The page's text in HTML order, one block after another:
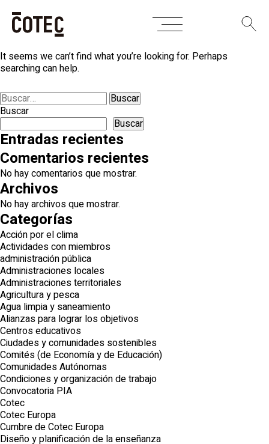
SkipNothing Found
It seems we can’t find what you’re looking for. Perhaps
searching can help.
Buscar:
Buscar
Buscar
Entradas recientes
Comentarios recientes
No hay comentarios que mostrar.
Archivos
No hay archivos que mostrar.
Categorías
Acción por el clima
Actividades con miembros
administración pública
Administraciones locales
Administraciones territoriales
Agricultura y pesca
Agua limpia y saneamiento
Alianzas para lograr los objetivos
Centros educativos
Ciudades y comunidades sostenibles
Comités (de Economía y de Educación)
Comunidades Autónomas
Condiciones y organización de trabajo
Convocatoria PIA
Cotec
Cotec Europa
Cumbre de Cotec Europa
Diseño y planificación de la enseñanza